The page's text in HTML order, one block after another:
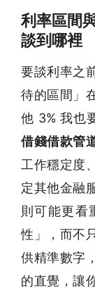
利率區間
談到哪裡
要談利率之
待的區間」
他 3% 我也
借錢借款管
工作穩定度
定其他金融
則可能更看
性」，而不
供精準數字
的直覺，讓